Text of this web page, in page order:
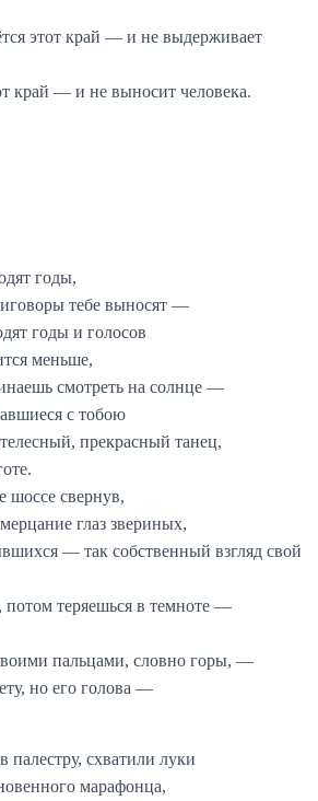
этот край — и не выдерживает
край — и не выносит человека.
годы,
тебе выносят —
годы и голосов
меньше,
смотреть на солнце —
с тобою
прекрасный танец,
шоссе свернув,
глаз звериных,
— так собственный взгляд свой
потом теряешься в темноте —
пальцами, словно горы, —
но его голова —
палестру, схватили луки
марафонца,